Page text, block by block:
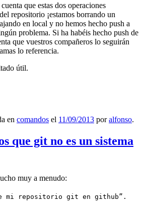
que estas dos operaciones
repositorio ¡estamos borrando un
en local y no hemos hecho push a
problema. Si ha habéis hecho push de
que vuestros compañeros lo seguirán
lo referencia.
útil.
en comandos el 11/09/2013 poralfonso.
que git no es un sistema
muy a menudo:
mi repositorio git en github”.